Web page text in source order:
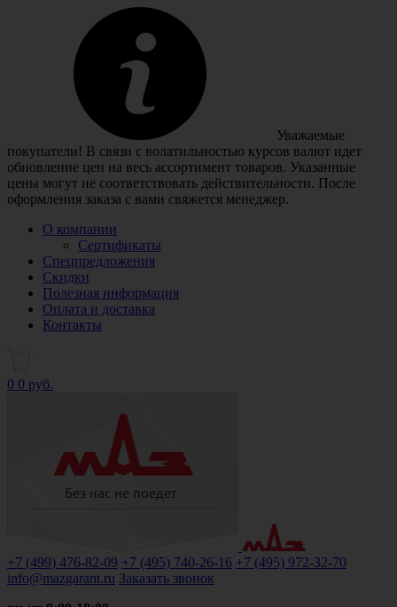
Уважаемые
покупатели! В связи с волатильностью курсов валют идет
обновление цен на весь ассортимент товаров. Указанные
цены могут не соответствовать действительности. После
оформления заказа с вами свяжется менеджер.
О компании
Сертификаты
Спецпредложения
Скидки
Полезная информация
Оплата и доставка
Контакты
0 0 руб.
+7 (499) 476-82-09 +7 (495) 740-26-16 +7 (495) 972-32-70
info@mazgarant.ru Заказать звонок